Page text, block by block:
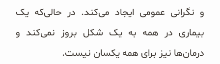
صبحانه و میان وعده
سبوس و جوانه‌ها
و نگرانی عمومی ایجاد می‌کند. در حالی‌که یک
بیماری در همه به یک شکل بروز نمی‌کند و
درمان‌ها نیز برای همه یکسان نیست.